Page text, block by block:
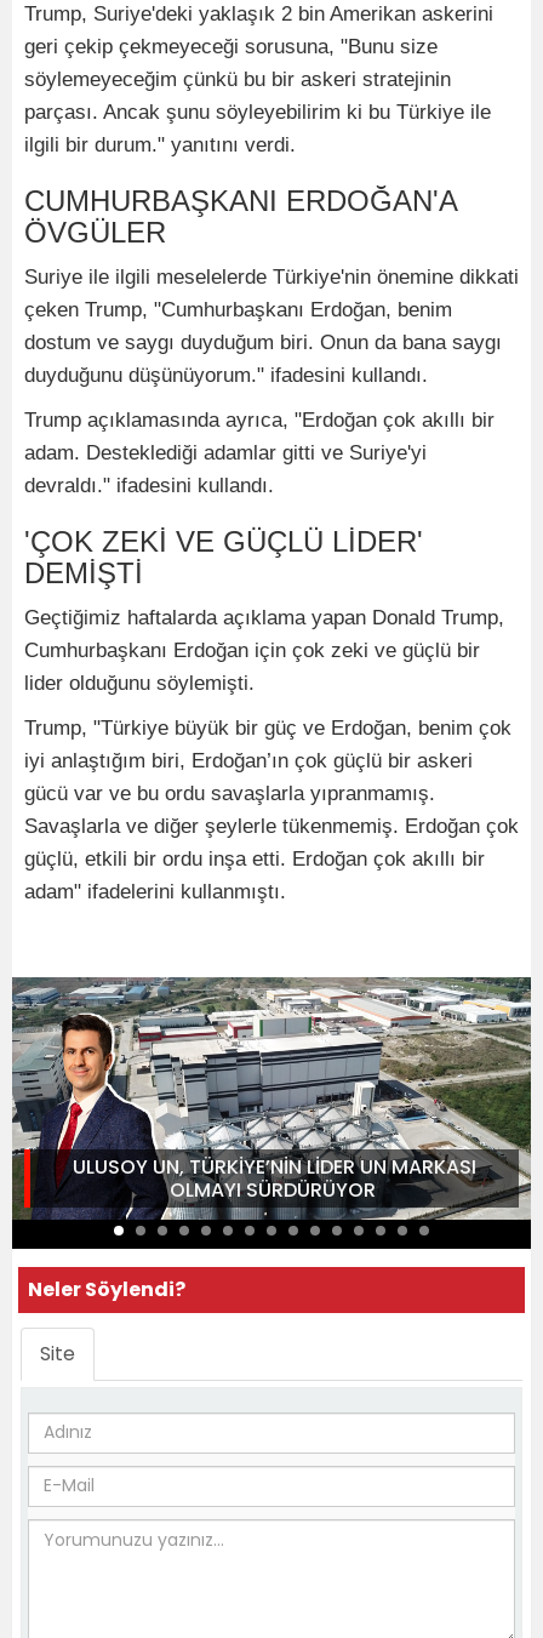
Trump, Suriye'deki yaklaşık 2 bin Amerikan askerini
geri çekip çekmeyeceği sorusuna, "Bunu size
söylemeyeceğim çünkü bu bir askeri stratejinin
parçası. Ancak şunu söyleyebilirim ki bu Türkiye ile
ilgili bir durum." yanıtını verdi.
CUMHURBAŞKANI ERDOĞAN'A
ÖVGÜLER
Suriye ile ilgili meselelerde Türkiye'nin önemine dikkati
çeken Trump, "Cumhurbaşkanı Erdoğan, benim
dostum ve saygı duyduğum biri. Onun da bana saygı
duyduğunu düşünüyorum." ifadesini kullandı.
Trump açıklamasında ayrıca, "Erdoğan çok akıllı bir
adam. Desteklediği adamlar gitti ve Suriye'yi
devraldı." ifadesini kullandı.
'ÇOK ZEKİ VE GÜÇLÜ LİDER'
DEMİŞTİ
Geçtiğimiz haftalarda açıklama yapan Donald Trump,
Cumhurbaşkanı Erdoğan için çok zeki ve güçlü bir
lider olduğunu söylemişti.
Trump, "Türkiye büyük bir güç ve Erdoğan, benim çok
iyi anlaştığım biri, Erdoğan’ın çok güçlü bir askeri
gücü var ve bu ordu savaşlarla yıpranmamış.
Savaşlarla ve diğer şeylerle tükenmemiş. Erdoğan çok
güçlü, etkili bir ordu inşa etti. Erdoğan çok akıllı bir
adam" ifadelerini kullanmıştı.
ULUSOY UN, TÜRKİYE’NİN LİDER UN MARKASI
OLMAYI SÜRDÜRÜYOR
Neler Söylendi?
Site